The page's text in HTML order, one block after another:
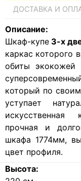
ДОСТАВКА И
Описание:
Шкаф-купе3-х
каркас которого
обиты экокожей
который по
уступает
прочная и
шкафа 1774мм,
цвет профиля.
Высота: